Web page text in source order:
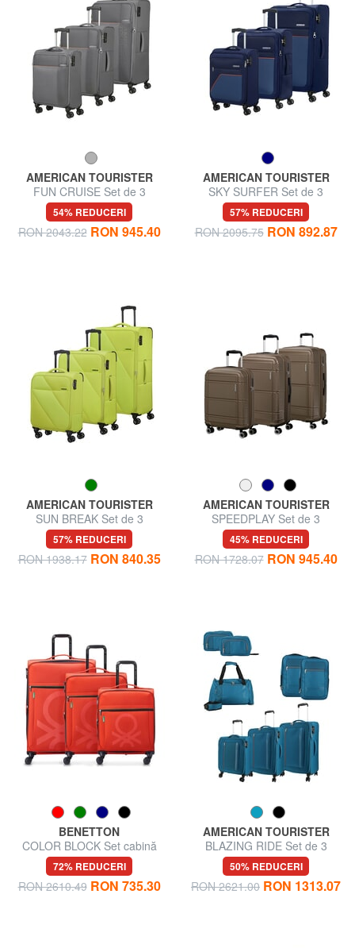
AMERICAN TOURISTER
FUN CRUISE Set de 3
cărucioare: cabină+mediu,
mare expansiune
54% REDUCERI
RON 2043.22 RON 945.40
AMERICAN TOURISTER
SKY SURFER Set de 3
cărucioare extensibile: cabină,
mediu și mare
57% REDUCERI
RON 2095.75 RON 892.87
AMERICAN TOURISTER
SUN BREAK Set de 3
cărucioare: cabină+mediu,
mare expansiune
57% REDUCERI
RON 1938.17 RON 840.35
AMERICAN TOURISTER
SPEEDPLAY Set de 3
cărucioare: cabină, mediu,
mare
45% REDUCERI
RON 1728.07 RON 945.40
BENETTON
COLOR BLOCK Set cabină
extensibilă + cărucior mediu +
mare
72% REDUCERI
RON 2610.49 RON 735.30
AMERICAN TOURISTER
BLAZING RIDE Set de 3
trolere + geantă de voiaj + 2
rucsacuri + 2 truse cosmetice
50% REDUCERI
RON 2621.00 RON 1313.07